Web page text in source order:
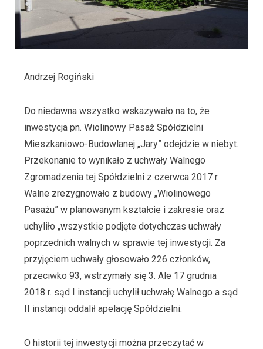
Andrzej Rogiński
Do niedawna wszystko wskazywało na to, że
inwestycja pn. Wiolinowy Pasaż Spółdzielni
Mieszkaniowo-Budowlanej „Jary” odejdzie w niebyt.
Przekonanie to wynikało z uchwały Walnego
Zgromadzenia tej Spółdzielni z czerwca 2017 r.
Walne zrezygnowało z budowy „Wiolinowego
Pasażu” w planowanym kształcie i zakresie oraz
uchyliło „wszystkie podjęte dotychczas uchwały
poprzednich walnych w sprawie tej inwestycji. Za
przyjęciem uchwały głosowało 226 członków,
przeciwko 93, wstrzymały się 3. Ale 17 grudnia
2018 r. sąd I instancji uchylił uchwałę Walnego a sąd
II instancji oddalił apelację Spółdzielni.
O historii tej inwestycji można przeczytać w